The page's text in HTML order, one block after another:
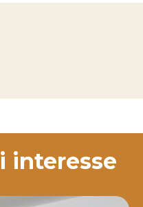
interesse